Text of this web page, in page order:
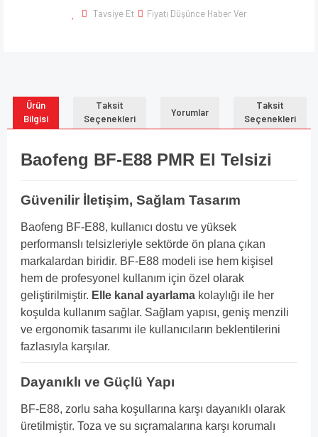
Tavsiye Et Fiyatı Düşünce Haber Ver
Ürün
Bilgisi
Taksit
Seçenekleri
Yorumlar
Taksit
Seçenekleri
Baofeng BF-E88 PMR El Telsizi
Güvenilir İletişim, Sağlam Tasarım
Baofeng BF-E88, kullanıcı dostu ve yüksek
performanslı telsizleriyle sektörde ön plana çıkan
markalardan biridir. BF-E88 modeli ise hem kişisel
hem de profesyonel kullanım için özel olarak
geliştirilmiştir. Elle kanal ayarlama kolaylığı ile her
koşulda kullanım sağlar. Sağlam yapısı, geniş menzili
ve ergonomik tasarımı ile kullanıcıların beklentilerini
fazlasıyla karşılar.
Dayanıklı ve Güçlü Yapı
BF-E88, zorlu saha koşullarına karşı dayanıklı olarak
üretilmiştir. Toza ve su sıçramalarına karşı korumalı